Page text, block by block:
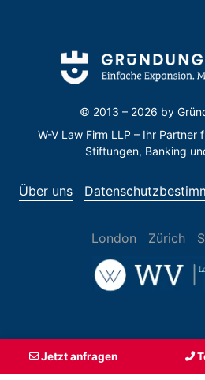
© 2013 – 2026 by
W-V Law Firm LLP – Ihr Partner
Stiftungen, Banking
Über uns
London Zürich
Jetzt anfragen